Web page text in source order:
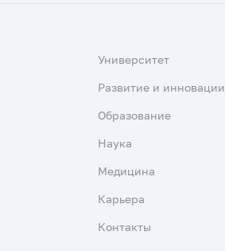
Университет
Развитие и инновации
Образование
Наука
Медицина
Карьера
Контакты